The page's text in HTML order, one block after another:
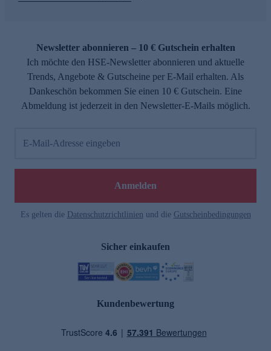
Newsletter abonnieren – 10 € Gutschein erhalten
Ich möchte den HSE-Newsletter abonnieren und aktuelle
Trends, Angebote & Gutscheine per E-Mail erhalten. Als
Dankeschön bekommen Sie einen 10 € Gutschein. Eine
Abmeldung ist jederzeit in den Newsletter-E-Mails möglich.
E-Mail-Adresse eingeben
Anmelden
Es gelten die Datenschutzrichtlinien und die Gutscheinbedingungen
Sicher einkaufen
Kundenbewertung